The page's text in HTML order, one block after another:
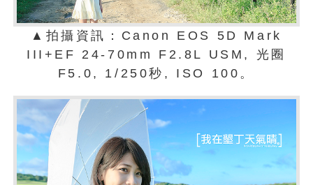
▲拍攝資訊：Canon EOS 5D Mark
III+EF 24-70mm F2.8L USM, 光圈
F5.0, 1/250秒, ISO 100。